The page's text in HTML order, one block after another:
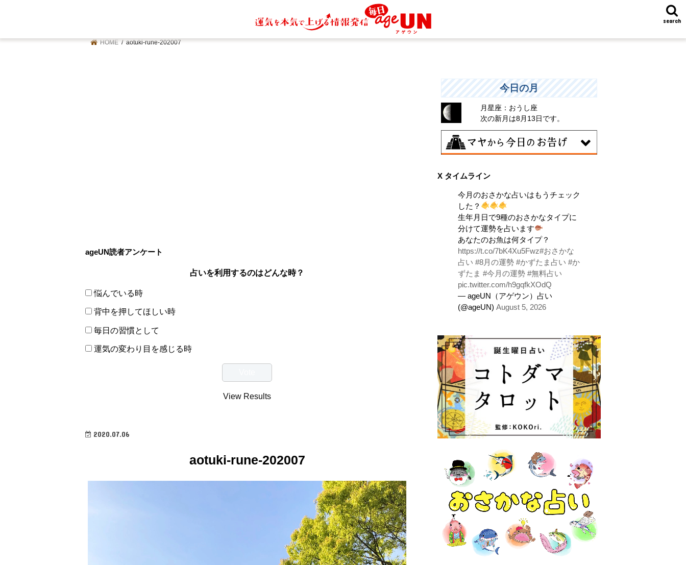
search
HOME aotuki-rune-202007
ageUN読者アンケート
占いを利用するのはどんな時？
悩んでいる時
背中を押してほしい時
毎日の習慣として
運気の変わり目を感じる時
View Results
2020.07.06
aotuki-rune-202007
今日の月
月星座：おうし座
次の新月は8月13日です。
曖昧な気持ちで人と付き合うことはタブー
とされる日。出会いは貴重な共有の時間。
行動はあなたの大切な時間です。
X タイムライン
今月のおさかな占いはもうチェック
した？
生年月日で9種のおさかなタイプに
分けて運勢を占います
あなたのお魚は何タイプ？
https://t.co/7bK4Xu5Fwz#おさかな
占い #8月の運勢 #かずたま占い #か
ずたま #今月の運勢 #無料占い
pic.twitter.com/h9gqfkXOdQ
— ageUN（アゲウン）占い
(@ageUN) August 5, 2026